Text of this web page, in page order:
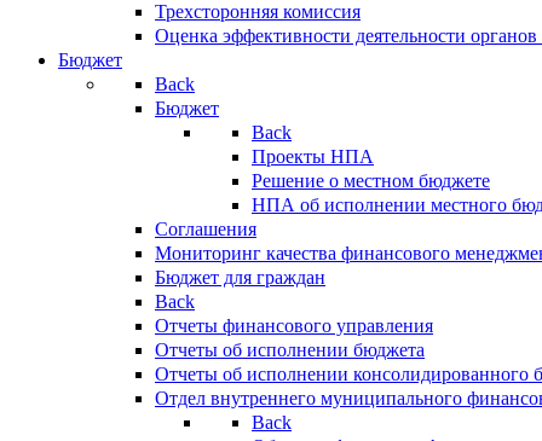
Трехсторонняя комиссия
Оценка эффективности деятельности
Бюджет
Back
Бюджет
Back
Проекты НПА
Решение о местном бюджете
НПА об исполнении местного
Соглашения
Мониторинг качества финансового
Бюджет для граждан
Back
Отчеты финансового управления
Отчеты об исполнении бюджета
Отчеты об исполнении консолидированного
Отдел внутреннего муниципального
Back